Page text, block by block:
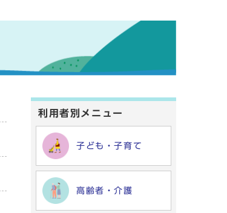
利用者別メニュー
子ども・子育て
高齢者・介護